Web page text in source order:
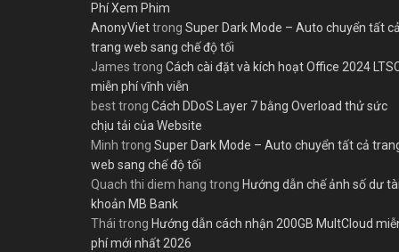
Phí Xem Phim
AnonyViettrong Super Dark Mode – Auto chuyển tất cả
trang web sang chế độ tối
James trong Cách cài đặt và kích hoạt Office 2024
miễn phí vĩnh viễn
besttrong Cách DDoS Layer 7 bằng Overload thử sức
chịu tải của Website
Minh trong Super Dark Mode – Auto chuyển tất cả
web sang chế độ tối
Quach thi diem hang trong Hướng dẫn chế ảnh số dư tài
khoản MB Bank
Thái trong Hướng dẫn cách nhận 200GB MultCloud
phí mới nhất 2026